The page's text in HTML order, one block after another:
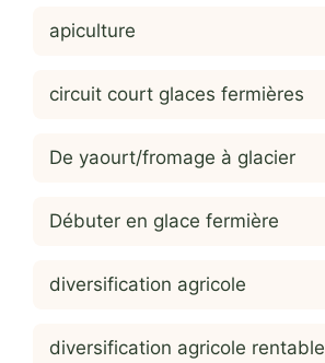
apiculture
circuit court glaces fermières
De yaourt/fromage à glacier
Débuter en glace fermière
diversification agricole
diversification agricole rentable